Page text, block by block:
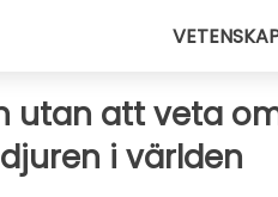
utan att veta
i världen